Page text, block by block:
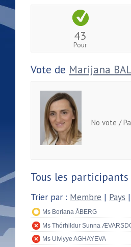
43
Pour
Vote de Marijana
No vote /
Tous les
Trier par : Membre | Pays |
Ms Boriana ÅBERG
Ms Thórhildur Sunna
Ms Ulviyye AGHAYEVA